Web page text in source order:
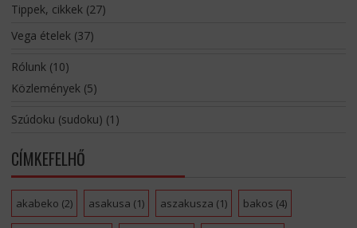
Tippek, cikkek(27)
Vega ételek(37)
Rólunk(10)
Közlemények(5)
Szúdoku (sudoku) (1)
CÍMKEFELHŐ
akabeko (2) asakusa (1) aszakusza (1) bakos (4)